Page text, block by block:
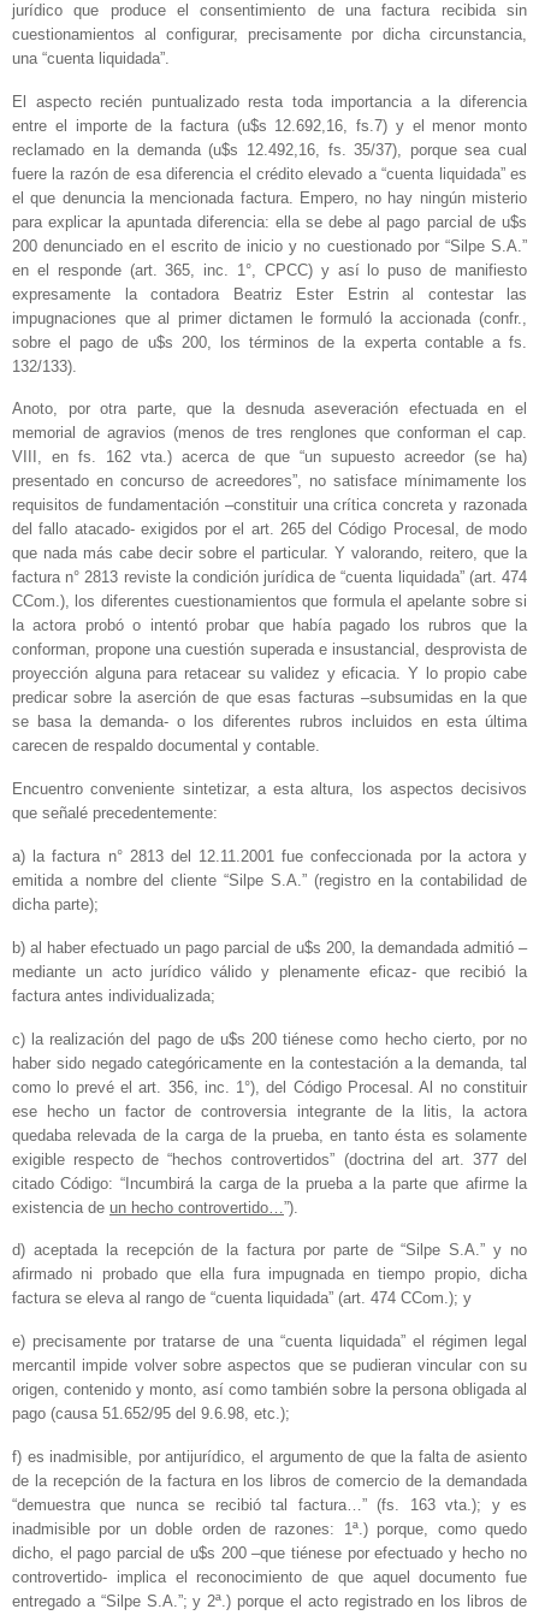
jurídico que produce el consentimiento de una factura recibida sin
cuestionamientos al configurar, precisamente por dicha circunstancia,
una “cuenta liquidada”.
El aspecto recién puntualizado resta toda importancia a la diferencia
entre el importe de la factura (u$s 12.692,16, fs.7) y el menor monto
reclamado en la demanda (u$s 12.492,16, fs. 35/37), porque sea cual
fuere la razón de esa diferencia el crédito elevado a “cuenta liquidada” es
el que denuncia la mencionada factura. Empero, no hay ningún misterio
para explicar la apuntada diferencia: ella se debe al pago parcial de u$s
200 denunciado en el escrito de inicio y no cuestionado por “Silpe S.A.”
en el responde (art. 365, inc. 1°, CPCC) y así lo puso de manifiesto
expresamente la contadora Beatriz Ester Estrin al contestar las
impugnaciones que al primer dictamen le formuló la accionada (confr.,
sobre el pago de u$s 200, los términos de la experta contable a fs.
132/133).
Anoto, por otra parte, que la desnuda aseveración efectuada en el
memorial de agravios (menos de tres renglones que conforman el cap.
VIII, en fs. 162 vta.) acerca de que “un supuesto acreedor (se ha)
presentado en concurso de acreedores”, no satisface mínimamente los
requisitos de fundamentación –constituir una crítica concreta y razonada
del fallo atacado- exigidos por el art. 265 del Código Procesal, de modo
que nada más cabe decir sobre el particular. Y valorando, reitero, que la
factura n° 2813 reviste la condición jurídica de “cuenta liquidada” (art. 474
CCom.), los diferentes cuestionamientos que formula el apelante sobre si
la actora probó o intentó probar que había pagado los rubros que la
conforman, propone una cuestión superada e insustancial, desprovista de
proyección alguna para retacear su validez y eficacia. Y lo propio cabe
predicar sobre la aserción de que esas facturas –subsumidas en la que
se basa la demanda- o los diferentes rubros incluidos en esta última
carecen de respaldo documental y contable.
Encuentro conveniente sintetizar, a esta altura, los aspectos decisivos
que señalé precedentemente:
a) la factura n° 2813 del 12.11.2001 fue confeccionada por la actora y
emitida a nombre del cliente “Silpe S.A.” (registro en la contabilidad de
dicha parte);
b) al haber efectuado un pago parcial de u$s 200, la demandada admitió –
mediante un acto jurídico válido y plenamente eficaz- que recibió la
factura antes individualizada;
c) la realización del pago de u$s 200 tiénese como hecho cierto, por no
haber sido negado categóricamente en la contestación a la demanda, tal
como lo prevé el art. 356, inc. 1°), del Código Procesal. Al no constituir
ese hecho un factor de controversia integrante de la litis, la actora
quedaba relevada de la carga de la prueba, en tanto ésta es solamente
exigible respecto de “hechos controvertidos” (doctrina del art. 377 del
citado Código: “Incumbirá la carga de la prueba a la parte que afirme la
existencia de un hecho controvertido… ”).
d) aceptada la recepción de la factura por parte de “Silpe S.A.” y no
afirmado ni probado que ella fura impugnada en tiempo propio, dicha
factura se eleva al rango de “cuenta liquidada” (art. 474 CCom.); y
e) precisamente por tratarse de una “cuenta liquidada” el régimen legal
mercantil impide volver sobre aspectos que se pudieran vincular con su
origen, contenido y monto, así como también sobre la persona obligada al
pago (causa 51.652/95 del 9.6.98, etc.);
f) es inadmisible, por antijurídico, el argumento de que la falta de asiento
de la recepción de la factura en los libros de comercio de la demandada
“demuestra que nunca se recibió tal factura…” (fs. 163 vta.); y es
inadmisible por un doble orden de razones: 1ª.) porque, como quedo
dicho, el pago parcial de u$s 200 –que tiénese por efectuado y hecho no
controvertido- implica el reconocimiento de que aquel documento fue
entregado a “Silpe S.A.”; y 2ª.) porque el acto registrado en los libros de